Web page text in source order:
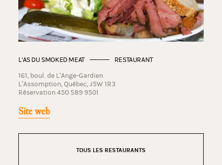
L'AS DU SMOKED MEAT
RESTAURANT
161, boul. de L’Ange-Gardien
L’Assomption, Québec, J5W 1R3
Réservation 450 589 9501
Site web
TOUS LES RESTAURANTS